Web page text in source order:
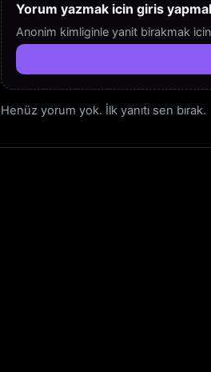
Yorum yazmak icin giris
Anonim kimliginle yanit birakmak
Henüz yorum yok. İlk yanıtı sen bırak.